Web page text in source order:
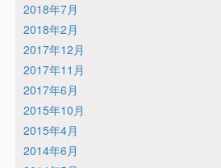
2018年7月
2018年2月
2017年12月
2017年11月
2017年6月
2015年10月
2015年4月
2014年6月